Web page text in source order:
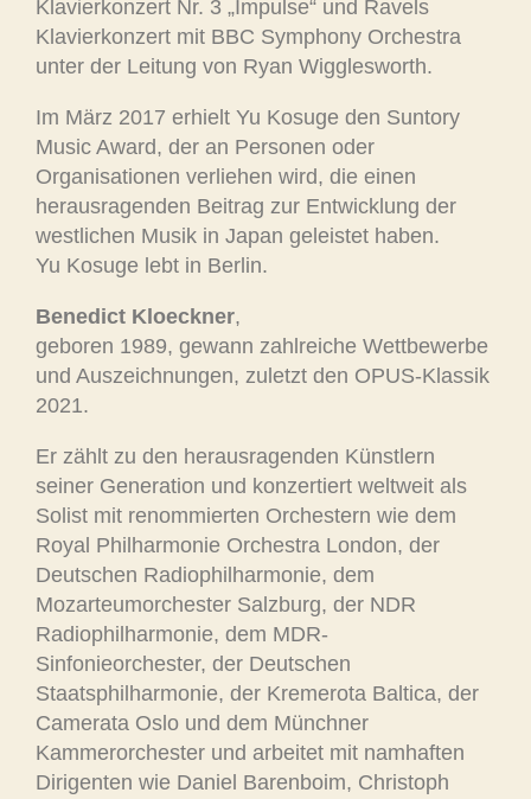
Klavierkonzert Nr. 3 „Impulse“ und Ravels
Klavierkonzert mit BBC Symphony Orchestra
unter der Leitung von Ryan Wigglesworth.
Im März 2017 erhielt Yu Kosuge den Suntory
Music Award, der an Personen oder
Organisationen verliehen wird, die einen
herausragenden Beitrag zur Entwicklung der
westlichen Musik in Japan geleistet haben.
Yu Kosuge lebt in Berlin.
Benedict Kloeckner,
geboren 1989, gewann zahlreiche Wettbewerbe
und Auszeichnungen, zuletzt den OPUS-Klassik
2021.
Er zählt zu den herausragenden Künstlern
seiner Generation und konzertiert weltweit als
Solist mit renommierten Orchestern wie dem
Royal Philharmonie Orchestra London, der
Deutschen Radiophilharmonie, dem
Mozarteumorchester Salzburg, der NDR
Radiophilharmonie, dem MDR-
Sinfonieorchester, der Deutschen
Staatsphilharmonie, der Kremerota Baltica, der
Camerata Oslo und dem Münchner
Kammerorchester und arbeitet mit namhaften
Dirigenten wie Daniel Barenboim, Christoph